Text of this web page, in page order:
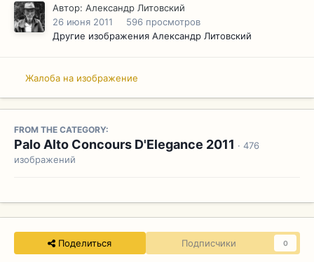
Автор: Александр Литовский
26 июня 2011
596 просмотров
Другие изображения Александр Литовский
Жалоба на изображение
FROM THE CATEGORY:
Palo Alto Concours D'Elegance 2011 · 476
изображений
Поделиться Подписчики 0